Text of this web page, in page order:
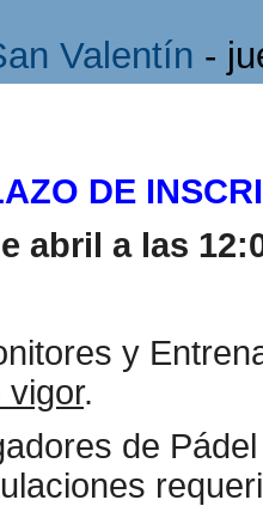
Valentín -
DE
abril a las
y
vigor.
de